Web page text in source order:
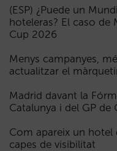
(ESP) ¿Puede un
hoteleras? El caso de
Cup 2026
Menys campanyes,
actualitzar el
Madrid davant la
Catalunya i del GP
Com apareix un hotel
capes de visibilitat